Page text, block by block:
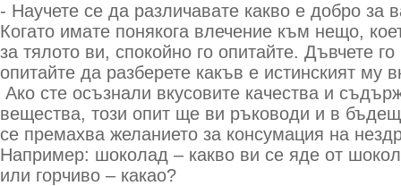
- Научете се да различавате какво е добро за
Когато имате понякога влечение към нещо,
за тялото ви, спокойно го опитайте. Дъвчете
опитайте да разберете какъв е истинският му
Ако сте осъзнали вкусовите качества и
вещества, този опит ще ви ръководи и в
се премахва желанието за консумация на
Например: шоколад – какво ви се яде от
или горчиво – какао?